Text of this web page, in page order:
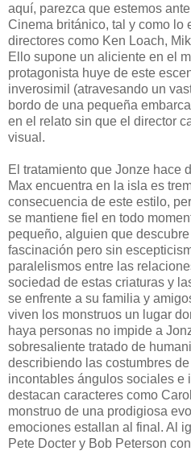
aquí, parezca que estemos
Cinema británico, tal y como lo
directores como Ken Loach,
Ello supone un aliciente en el
protagonista huye de este
inverosimil (atravesando un
bordo de una pequeña
en el relato sin que el director
visual.
El tratamiento que Jonze hace
Max encuentra en la isla es
consecuencia de este estilo,
se mantiene fiel en todo
pequeño, alguien que
fascinación pero sin
paralelismos entre las
sociedad de estas criaturas y
se enfrente a su familia y
viven los monstruos un lugar
haya personas no impide a
sobresaliente tratado de
describiendo las costumbres
incontables ángulos sociales e
destacan caracteres como
monstruo de una prodigiosa
emociones estallan al final. Al
Pete Docter y Bob Peterson con